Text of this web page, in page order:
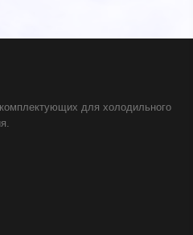
для холодильного